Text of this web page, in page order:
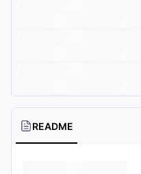
README